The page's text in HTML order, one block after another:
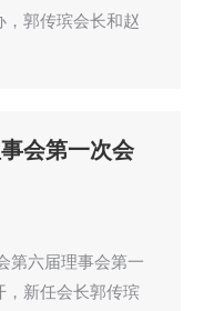
郭传瑸会长和赵
会第一次会
第六届理事会第一
，新任会长郭传瑸